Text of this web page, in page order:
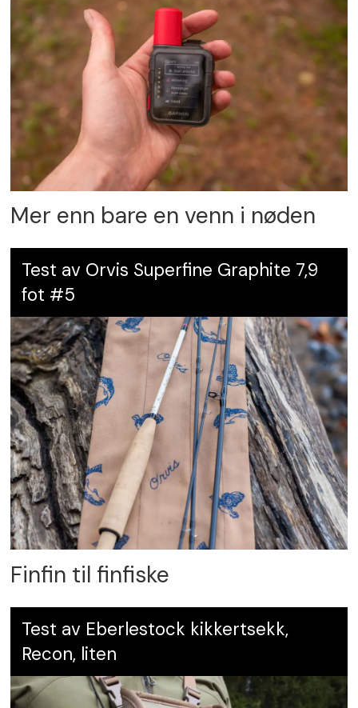
Mer enn bare en venn i nøden
Test av Orvis Superfine Graphite 7,9
fot #5
Finfin til finfiske
Test av Eberlestock kikkertsekk,
Recon, liten